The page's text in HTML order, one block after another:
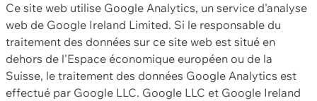
Ce site web utilise Google Analytics, un service d'analyse
web de Google Ireland Limited. Si le responsable du
traitement des données sur ce site web est situé en
dehors de l'Espace économique européen ou de la
Suisse, le traitement des données Google Analytics est
effectué par Google LLC. Google LLC et Google Ireland